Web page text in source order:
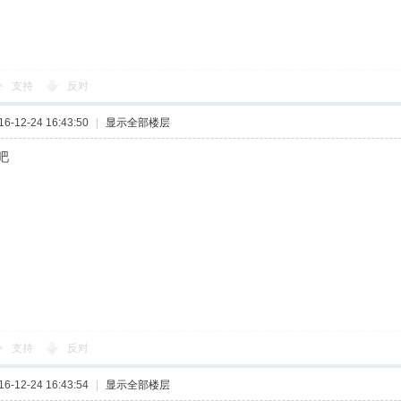
支持 反对
12-24 16:43:50 显示全部楼层
支持 反对
12-24 16:43:54 显示全部楼层